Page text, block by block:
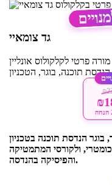
גד צומאיי
מורה פרטי לקלקולוס אונליין
הנדסת תוכנה, בוגר, הטכניון
ולקורסי המתמטיקה
והפיסיקה בהנדסה.